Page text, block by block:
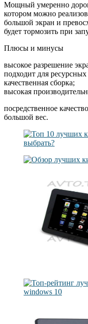
Мощный умеренно
котором можно
большой экран и
будет тормозить при
Плюсы и минусы
высокое разрешение
подходит для ресурсных
качественная сборка;
высокая
посредственное
большой вес.